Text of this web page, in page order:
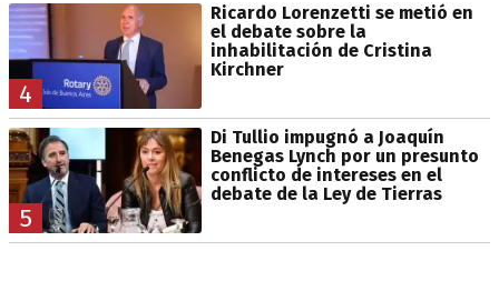
4
Ricardo Lorenzetti se metió en
el debate sobre la
inhabilitación de Cristina
Kirchner
5
Di Tullio impugnó a Joaquín
Benegas Lynch por un presunto
conflicto de intereses en el
debate de la Ley de Tierras